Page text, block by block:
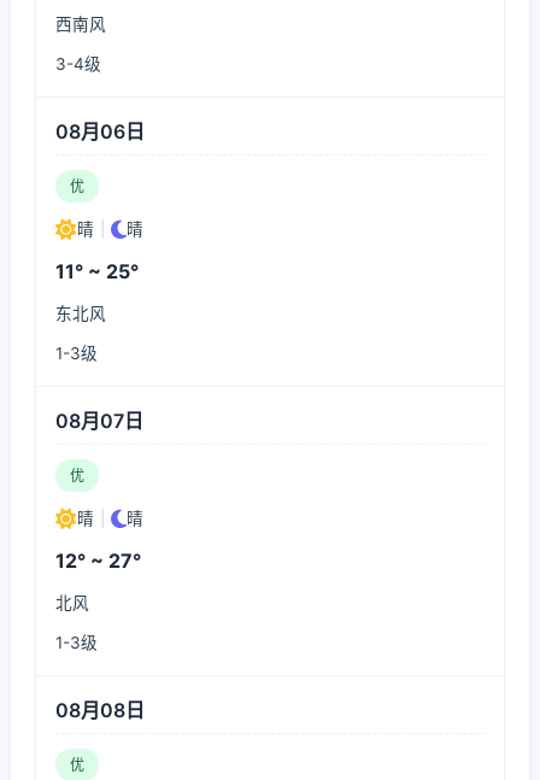
西南风
3-4级
08月06日
优
晴 晴
11° ~ 25°
东北风
1-3级
08月07日
优
晴 晴
12° ~ 27°
北风
1-3级
08月08日
优